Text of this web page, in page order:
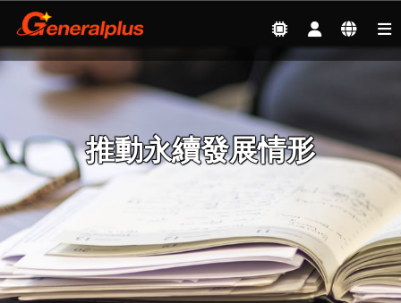
Sustainable Development
| Social Responsibility
Management
推動永續發展情形